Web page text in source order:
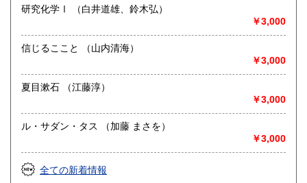
研究化学Ⅰ （白井道雄、鈴木弘）
￥3,000
信じるここと （山内清海）
￥3,000
夏目漱石 （江藤淳）
￥3,000
ル・サダン・タス （加藤 まさを）
￥3,000
全ての新着情報